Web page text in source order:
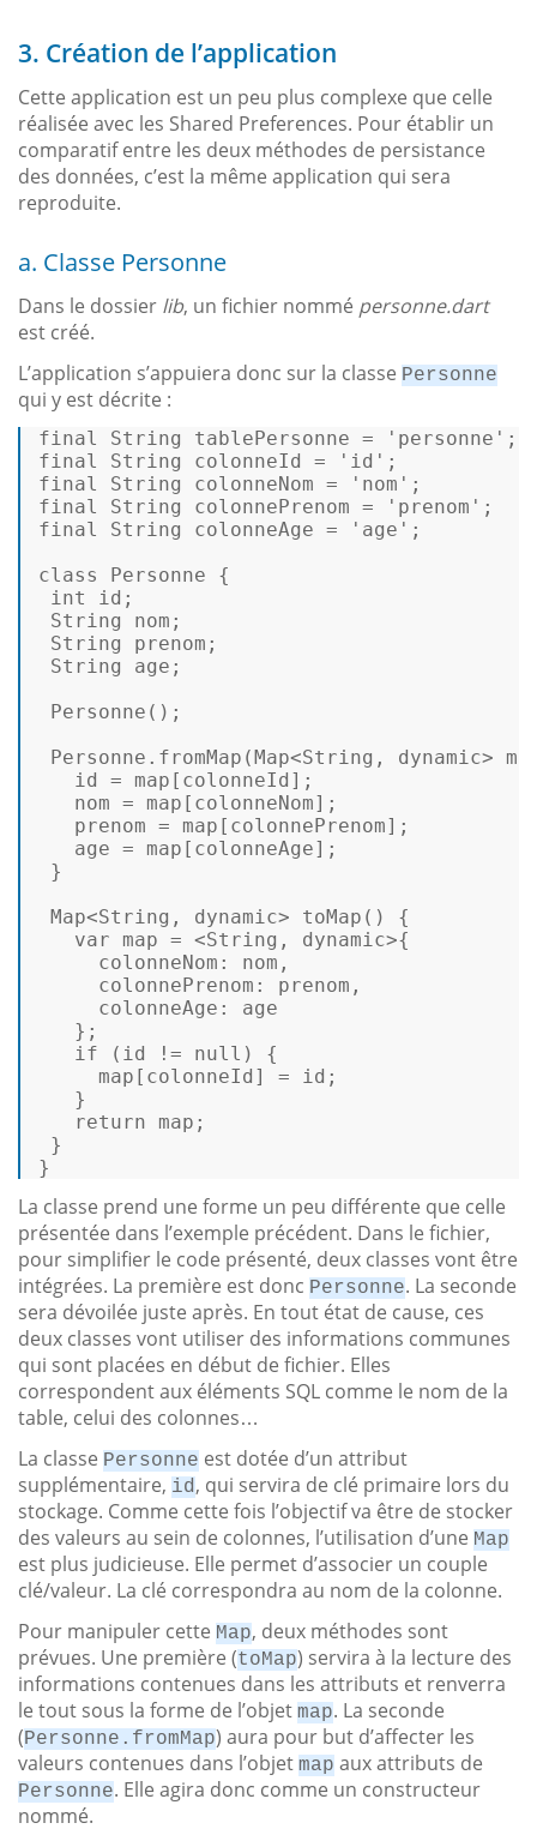
3. Création de l’application
Cette application est un peu plus complexe que celle
réalisée avec les Shared Preferences. Pour établir un
comparatif entre les deux méthodes de persistance
des données, c’est la même application qui sera
reproduite.
a. Classe Personne
Dans le dossier lib, un fichier nommé personne.dart
est créé.
L’application s’appuiera donc sur la classe Personne
qui y est décrite :
final String tablePersonne = 'personne' ;
final String colonneId = 'id' ;
final String colonneNom = 'nom' ;
final String colonnePrenom = 'prenom' ;
final String colonneAge = 'age' ;
class
Personne {
int id;
String
nom;
String
prenom;
String
age;
Personne ();
Personne . fromMap (Map<String , dynamic>
id = map[colonneId];
nom = map[colonneNom];
prenom = map[colonnePrenom];
age = map[colonneAge];
}
Map<String , dynamic> toMap ( ) {
var map = <String , dynamic>{
colonneNom : nom,
colonnePrenom : prenom,
colonneAge : age
};
if (id != null ) {
map[colonneId] = id;
}
return map;
}
}
La classe prend une forme un peu différente que celle
présentée dans l’exemple précédent. Dans le fichier,
pour simplifier le code présenté, deux classes vont être
intégrées. La première est donc Personne. La seconde
sera dévoilée juste après. En tout état de cause, ces
deux classes vont utiliser des informations communes
qui sont placées en début de fichier. Elles
correspondent aux éléments SQL comme le nom de la
table, celui des colonnes…
La classe Personne est dotée d’un attribut
supplémentaire, id, qui servira de clé primaire lors du
stockage. Comme cette fois l’objectif va être de stocker
des valeurs au sein de colonnes, l’utilisation d’une Map
est plus judicieuse. Elle permet d’associer un couple
clé/valeur. La clé correspondra au nom de la colonne.
Pour manipuler cette Map, deux méthodes sont
prévues. Une première (toMap) servira à la lecture des
informations contenues dans les attributs et renverra
le tout sous la forme de l’objet map. La seconde
(Personne.fromMap) aura pour but d’affecter les
valeurs contenues dans l’objet map aux attributs de
Personne. Elle agira donc comme un constructeur
nommé.